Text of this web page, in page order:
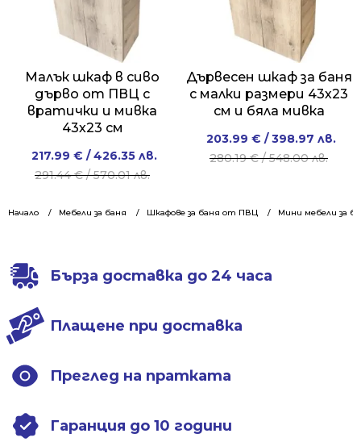
Начало Мебели за баня Шкафове за баня от ПВЦ Мини мебели за
Малък шкаф в сиво
дърво от ПВЦ с
вратички и мивка
43х23 см
291.44€/ 570.01 лв.
Original
price
291.44 €
217.99 € / 426.35 лв.
Current
price
217.99 €
Дървесен шкаф за баня
с малки размери 43х23
см и бяла мивка
280.19€/ 548.00 лв.
Original
price
/
203.99 € / 398.97 лв.
Current
price
/
Бърза доставка до 24 часа
Плащене при доставка
Преглед на пратката
Гаранция до 10 години